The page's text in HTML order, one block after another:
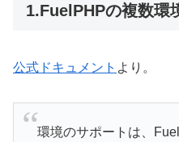
1.FuelPHPの複数環
公式ドキュメント より。
環境のサポートは、